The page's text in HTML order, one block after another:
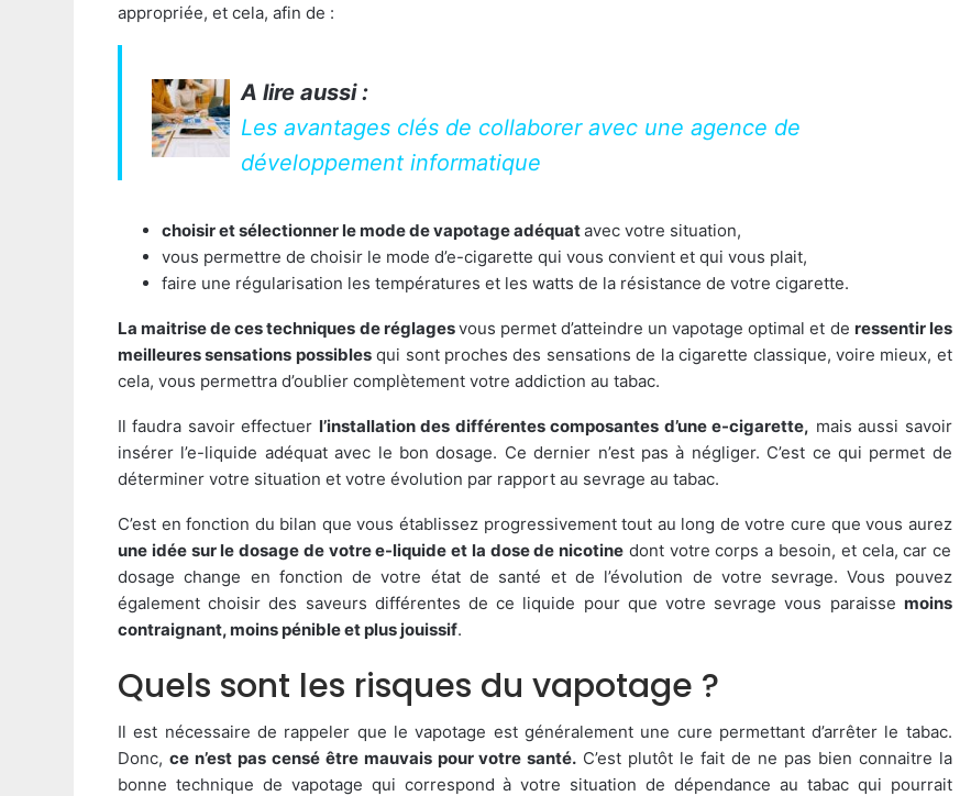
appropriée, et cela, afin de :
A lire aussi :
Les avantages clés de collaborer avec une agence de
développement informatique
choisir et sélectionner le mode de vapotage adéquatavec votre situation,
vous permettre de choisir le mode d’e-cigarette qui vous convient et qui vous plait,
faire une régularisation les températures et les watts de la résistance de votre cigarette.
La maitrise de ces techniques de réglagesvous permet d’atteindre un vapotage optimal et de ressentir les
meilleures sensations possiblesqui sont proches des sensations de la cigarette classique, voire mieux, et
cela, vous permettra d’oublier complètement votre addiction au tabac.
Il faudra savoir effectuer l’installation des différentes composantes d’une e-cigarette, mais aussi savoir
insérer l’e-liquide adéquat avec le bon dosage. Ce dernier n’est pas à négliger. C’est ce qui permet de
déterminer votre situation et votre évolution par rapport au sevrage au tabac.
C’est en fonction du bilan que vous établissez progressivement tout au long de votre cure que vous aurez
une idée sur le dosage de votre e-liquide et la dose de nicotine dont votre corps a besoin, et cela, car ce
dosage change en fonction de votre état de santé et de l’évolution de votre sevrage. Vous pouvez
également choisir des saveurs différentes de ce liquide pour que votre sevrage vous paraisse moins
contraignant, moins pénible et plus jouissif.
Quels sont les risques du vapotage ?
Il est nécessaire de rappeler que le vapotage est généralement une cure permettant d’arrêter le tabac.
Donc, ce n’est pas censé être mauvais pour votre santé. C’est plutôt le fait de ne pas bien connaitre la
bonne technique de vapotage qui correspond à votre situation de dépendance au tabac qui pourrait